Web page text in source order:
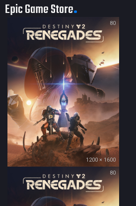
Epic Game Store
80
1200 × 1600
80